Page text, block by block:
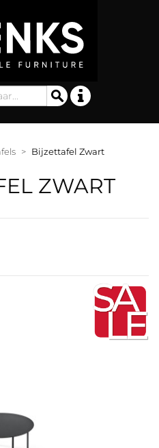
Bijzettafel Zwart
ZWART